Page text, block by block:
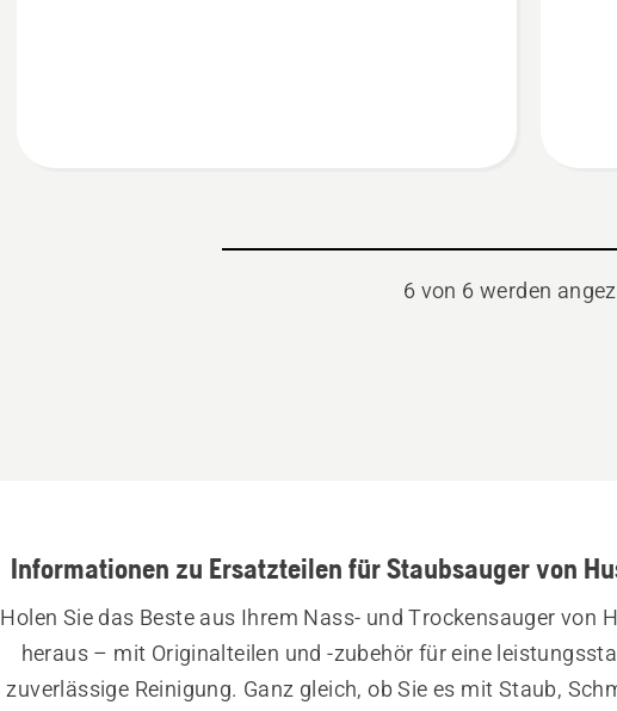
6 von 6 werden
Informationen zu Ersatzteilen für Staubsauger von
Holen Sie das Beste aus Ihrem Nass- und Trockensauger von
heraus – mit Originalteilen und -zubehör für eine
zuverlässige Reinigung. Ganz gleich, ob Sie es mit Staub,